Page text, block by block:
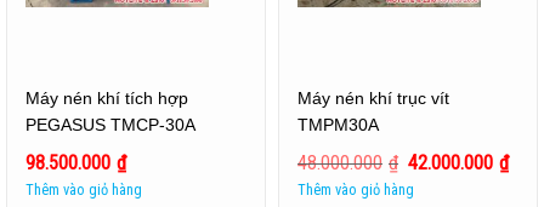
Máy nén khí tích hợp
PEGASUS TMCP-30A
98.500.000 ₫
Thêm vào giỏ hàng
Máy nén khí trục vít
TMPM30A
48.000.000 ₫ 42.000.000 ₫
Thêm vào giỏ hàng